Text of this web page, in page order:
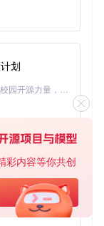
彩内容等你共创
本的全参数/LoR
接口
和训练数据样例
划
「源启盛夏」暑期校园开发者成长计划旨在激活校园开源力量，通过积分激励、认证扶持、资源倾斜等形式，引导高校组织和开发者完成「入驻 — 建项目 — 做贡献 — 获认证 — 得资源」的完整闭环。无论你是想带领社团入驻平台的组织者，还是希望用代码贡献证明自己的开发者，都能在这里找到属于你的成长路径。
基于Python的Xiaozhi AI，适用于想要完整Xiaozhi体验而无需拥有专用硬件的用户。